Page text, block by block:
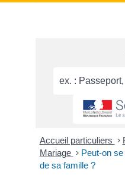
Accueil particuliers >
Mariage > Peut-on
de sa famille ?